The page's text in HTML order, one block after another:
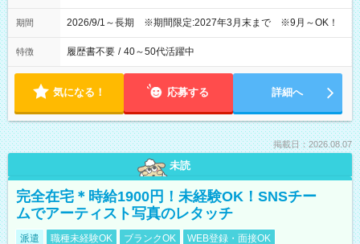
期間 2026/9/1～長期 ※期間限定:2027年3月末まで ※9月～OK！
特徴 履歴書不要 / 40～50代活躍中
気になる！ 応募する 詳細へ
掲載日：2026.08.07
未読
完全在宅＊時給1900円！未経験OK！SNSチー
ムでアーティスト写真のレタッチ
派遣 職種未経験OK ブランクOK WEB登録・面接OK